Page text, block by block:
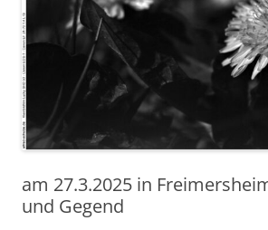
am 27.3.2025 in
und Gegend